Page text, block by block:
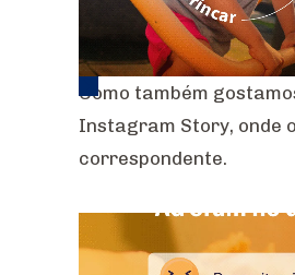
Como também
Instagram Story, onde
correspondente.